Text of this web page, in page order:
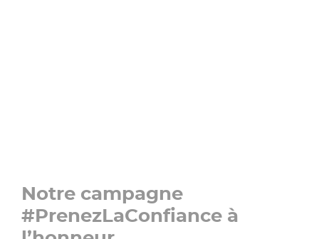
Notre campagne
#PrenezLaConfiance à